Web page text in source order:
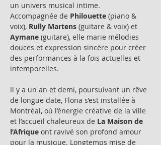
un univers musical intime.
Accompagnée de Philouette (piano &
voix), Rully Martens (guitare & voix) et
Aymane (guitare), elle marie mélodies
douces et expression sincère pour créer
des performances à la fois actuelles et
intemporelles.
Il y a un an et demi, poursuivant un rêve
de longue date, Flona s’est installée à
Montréal, où l’énergie créative de la ville
et l’accueil chaleureux de La Maison de
l’Afrique ont ravivé son profond amour
pour la musique. Longtemps mise de